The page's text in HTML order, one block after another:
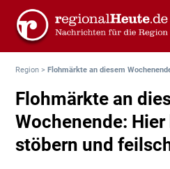
Region >Flohmärkte an diesem
Flohmärkte an
Wochenende:
stöbern und